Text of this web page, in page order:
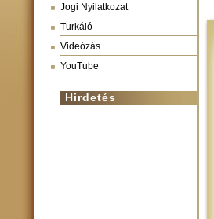
Jogi Nyilatkozat
Turkáló
Videózás
YouTube
Hirdetés